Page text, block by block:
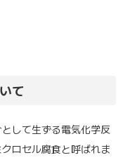
て
して生ずる電気化学反
ロセル腐食と呼ばれま